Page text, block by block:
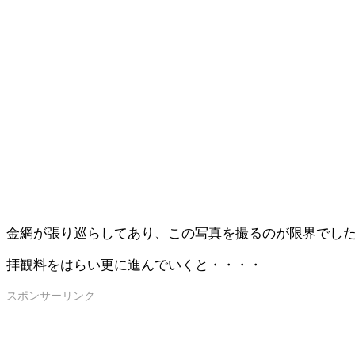
金網が張り巡らしてあり、この写真を撮るのが限界で
拝観料をはらい更に進んでいくと・・・・
スポンサーリンク